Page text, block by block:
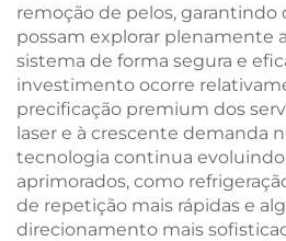
remoção de pelos, garantindo
possam explorar plenamente
sistema de forma segura e
investimento ocorre
precificação premium dos
laser e à crescente demanda
tecnologia continua
aprimorados, como
de repetição mais rápidas e
direcionamento mais